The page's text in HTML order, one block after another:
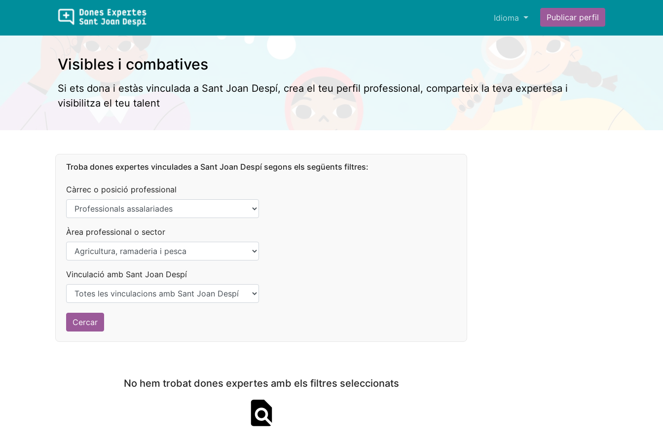
Idioma Publicar perfil
Visibles i combatives
Si ets dona i estàs vinculada a Sant Joan Despí, crea el teu perfil professional, comparteix la teva expertesa i
visibilitza el teu talent
Troba dones expertes vinculades a Sant Joan Despí segons els següents filtres:
Càrrec o posició professional
Àrea professional o sector
Vinculació amb Sant Joan Despí
No hem trobat dones expertes amb els filtres seleccionats